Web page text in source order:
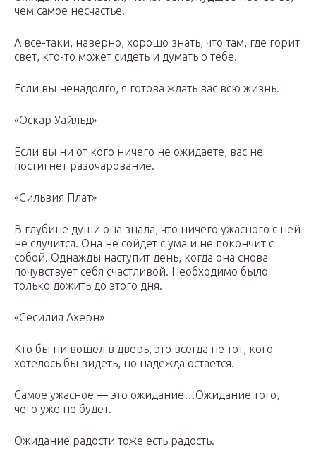
чем самое несчастье.
А все-таки, наверно, хорошо знать, что там, где горит
свет, кто-то может сидеть и думать о тебе.
Если вы ненадолго, я готова ждать вас всю жизнь.
«Оскар Уайльд»
Если вы ни от кого ничего не ожидаете, вас не
постигнет разочарование.
«Сильвия Плат»
В глубине души она знала, что ничего ужасного с ней
не случится. Она не сойдет с ума и не покончит с
собой. Однажды наступит день, когда она снова
почувствует себя счастливой. Необходимо было
только дожить до этого дня.
«Сесилия Ахерн»
Кто бы ни вошел в дверь, это всегда не тот, кого
хотелось бы видеть, но надежда остается.
Самое ужасное — это ожидание…Ожидание того,
чего уже не будет.
Ожидание радости тоже есть радость.